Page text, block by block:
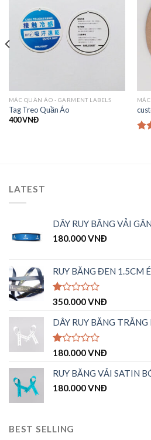
MÁC QUẦN ÁO - GARMENT LABELS
Tag Treo Quần Áo
400VNĐ
LATEST
DÂY RUY BĂNG VẢI
180.000VNĐ
RUY BĂNG ĐEN 1.5CM
Được
hạng
1.00
5
350.000VNĐ
DÂY RUY BĂNG
Được
hạng
1.00
5
180.000VNĐ
RUY BĂNG VẢI SATIN
180.000VNĐ
BEST SELLING